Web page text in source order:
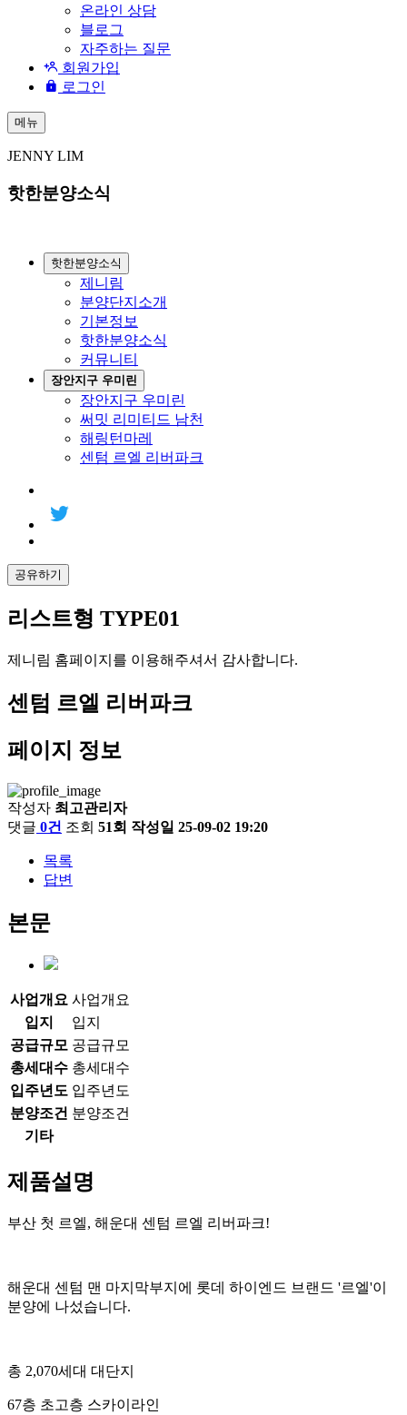
온라인 상담
블로그
자주하는 질문
회원가입
로그인
메뉴
JENNY LIM
핫한분양소식
핫한분양소식
제니림
분양단지소개
기본정보
핫한분양소식
커뮤니티
장안지구 우미린
장안지구 우미린
써밋 리미티드 남천
해링턴마레
센텀 르엘 리버파크
공유하기
리스트형 TYPE01
제니림 홈페이지를 이용해주셔서 감사합니다.
센텀 르엘 리버파크
페이지 정보
작성자 최고관리자
댓글 0건 조회 51회 작성일 25-09-02 19:20
목록
답변
본문
사업개요 사업개요
입지
입지
공급규모 공급규모
총세대수 총세대수
입주년도 입주년도
분양조건 분양조건
기타
제품설명
부산 첫 르엘, 해운대 센텀 르엘 리버파크!
해운대 센텀 맨 마지막부지에 롯데 하이엔드 브랜드 '르엘'이
분양에 나섰습니다.
총 2,070세대 대단지
67층 초고층 스카이라인